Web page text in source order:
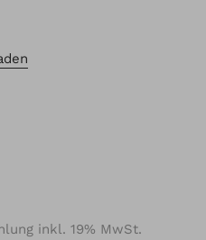
inkl. 19% MwSt.